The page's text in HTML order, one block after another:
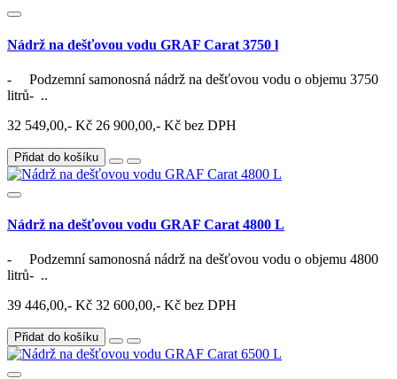
Nádrž na dešťovou vodu GRAF Carat 3750 l
- Podzemní samonosná nádrž na dešťovou vodu o objemu 3750
litrů- ..
32 549,00,- Kč 26 900,00,- Kč bez DPH
Přidat do košíku
Nádrž na dešťovou vodu GRAF Carat 4800 L
- Podzemní samonosná nádrž na dešťovou vodu o objemu 4800
litrů- ..
39 446,00,- Kč 32 600,00,- Kč bez DPH
Přidat do košíku